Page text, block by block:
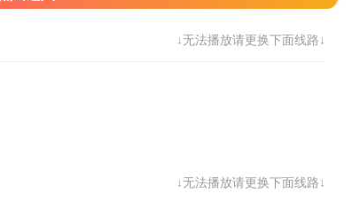
↓无法播放请更换下面线路↓
↓无法播放请更换下面线路↓